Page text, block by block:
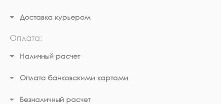
Доставка курьером
Оплата:
Наличный расчет
Оплата банковскими картами
Безналичный расчет